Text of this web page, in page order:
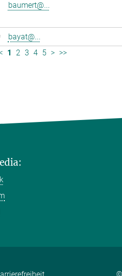
baumert@...
bayat@...
1 2 3 4 5 > >>
©